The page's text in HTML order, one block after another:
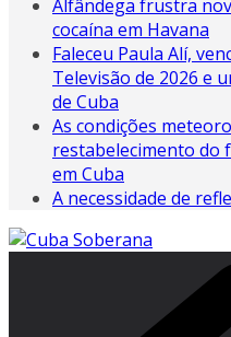
Alfândega frustra
cocaína em Havana
Faleceu Paula Alí,
Televisão de 2026 e
de Cuba
As condições
restabelecimento do
em Cuba
A necessidade de